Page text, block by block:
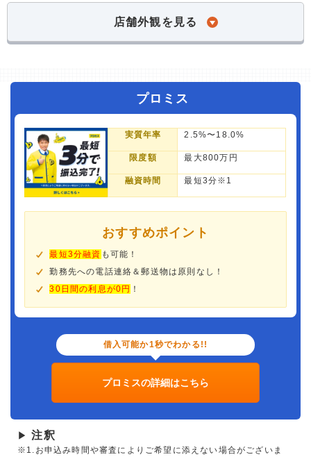
店舗外観を見る
プロミス
実質年率 2.5%〜18.0%
限度額 最大800万円
融資時間 最短3分※1
おすすめポイント
最短3分融資 も可能！
勤務先への電話連絡＆郵送物は原則なし！
30日間の利息が0円 ！
借入可能か1秒でわかる!!
プロミスの詳細はこちら
▶ 注釈
※1.お申込み時間や審査によりご希望に添えない場合がございま